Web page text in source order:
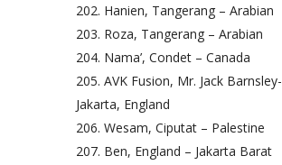
Hanien, Tangerang – Arabian
Roza, Tangerang – Arabian
Nama’, Condet – Canada
AVK Fusion, Mr. Jack Barnsley-
Jakarta, England
Wesam, Ciputat – Palestine
Ben, England – Jakarta Barat